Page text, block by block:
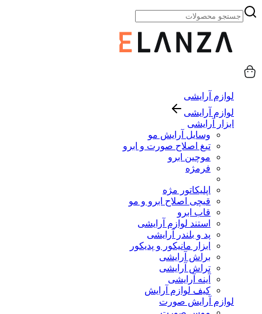
لوازم آرایشی
لوازم آرایشی
ابزار آرایشی
وسایل آرایش مو
تیغ اصلاح صورت و ابرو
موچین ابرو
فرمژه
اپلیکاتور مژه
قیچی اصلاح ابرو و مو
قاب ابرو
استند لوازم آرایشی
پد و بلندر آرایشی
ابزار مانیکور و پدیکور
براش آرایشی
تراش آرایشی
آینه آرایشی
کیف لوازم آرایش
لوازم آرایش صورت